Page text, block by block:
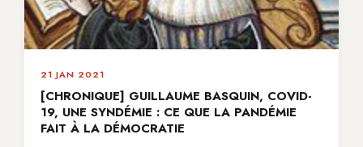
21 JAN 2021
[CHRONIQUE] GUILLAUME BASQUIN, COVID-
19, UNE SYNDÉMIE : CE QUE LA PANDÉMIE
FAIT À LA DÉMOCRATIE